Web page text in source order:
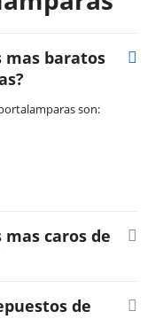
mas baratos
son:
mas caros de
de